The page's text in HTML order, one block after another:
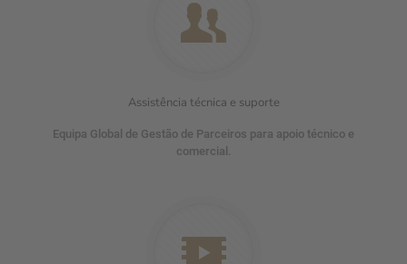
Assistência técnica e suporte
Equipa Global de Gestão de Parceiros para apoio técnico e
comercial.